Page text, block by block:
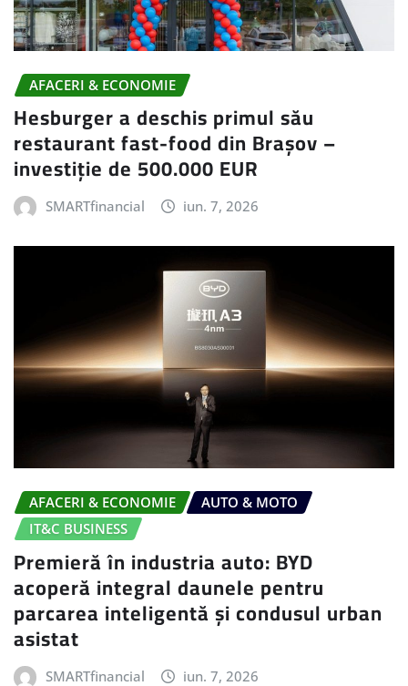
AFACERI & ECONOMIE
Hesburger a deschis primul său
restaurant fast-food din Brașov –
investiție de 500.000 EUR
SMARTfinancial iun. 7, 2026
AFACERI & ECONOMIE
AUTO & MOTO
IT&C BUSINESS
Premieră în industria auto: BYD
acoperă integral daunele pentru
parcarea inteligentă și condusul urban
asistat
SMARTfinancial iun. 7, 2026